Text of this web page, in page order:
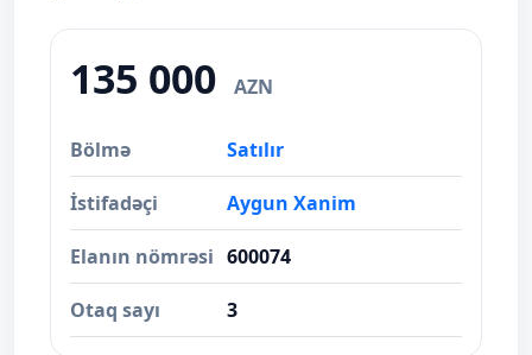
135 000 AZN
Bölmə Satılır
İstifadəçi Aygun Xanim
Elanın nömrəsi 600074
Otaq sayı 3